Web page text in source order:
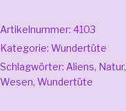
Artikelnummer: 4103
Kategorie: Wundertüte
Schlagwörter: Aliens, Natur,
Wesen, Wundertüte